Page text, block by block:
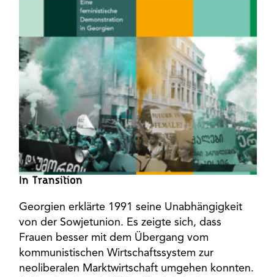
In Transition
Georgien erklärte 1991 seine Unabhängigkeit
von der Sowjetunion. Es zeigte sich, dass
Frauen besser mit dem Übergang vom
kommunistischen Wirtschaftssystem zur
neoliberalen Marktwirtschaft umgehen konnten.